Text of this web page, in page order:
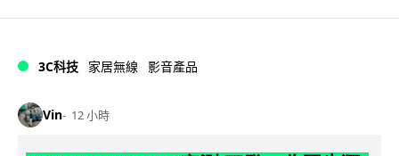
3C科技 家居無線 影音產品
Vin 12 小時